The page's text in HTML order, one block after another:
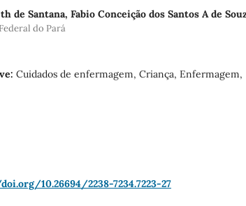
de Santana, Fabio Conceição dos Santos A de
do Pará
Cuidados de enfermagem, Criança, Enfermagem,
10.26694/2238-7234.7223-27